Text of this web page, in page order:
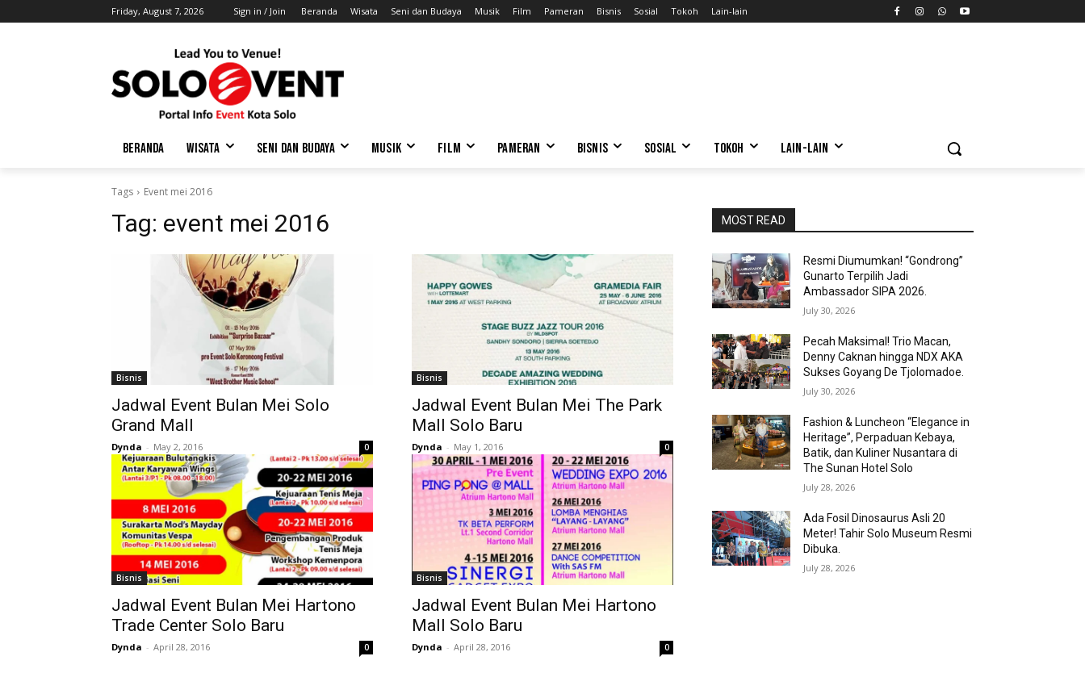
Friday, August 7, 2026 Sign in / Join Beranda Wisata Seni dan Budaya Musik Film Pameran Bisnis Sosial Tokoh Lain-lain
BERANDA WISATA SENI DAN BUDAYA MUSIK FILM PAMERAN BISNIS SOSIAL TOKOH LAIN-LAIN
Tags Event mei 2016
Tag: event mei 2016
Bisnis
Jadwal Event Bulan Mei Solo
Grand Mall
Dynda - May 2, 2016 0
Bisnis
Jadwal Event Bulan Mei The Park
Mall Solo Baru
Dynda - May 1, 2016 0
Bisnis
Jadwal Event Bulan Mei Hartono
Trade Center Solo Baru
Dynda - April 28, 2016 0
Bisnis
Jadwal Event Bulan Mei Hartono
Mall Solo Baru
Dynda - April 28, 2016 0
MOST READ
Resmi Diumumkan! “Gondrong”
Gunarto Terpilih Jadi
Ambassador SIPA 2026.
July 30, 2026
Pecah Maksimal! Trio Macan,
Denny Caknan hingga NDX AKA
Sukses Goyang De Tjolomadoe.
July 30, 2026
Fashion & Luncheon “Elegance in
Heritage”, Perpaduan Kebaya,
Batik, dan Kuliner Nusantara di
The Sunan Hotel Solo
July 28, 2026
Ada Fosil Dinosaurus Asli 20
Meter! Tahir Solo Museum Resmi
Dibuka.
July 28, 2026